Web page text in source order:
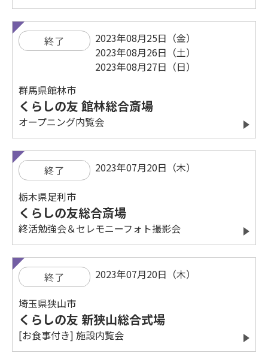
終了
2023年08月25日（金）
2023年08月26日（土）
2023年08月27日（日）
群馬県館林市
くらしの友 館林総合斎場
オープニング内覧会
終了 2023年07月20日（木）
栃木県足利市
くらしの友総合斎場
終活勉強会＆セレモニーフォト撮影会
終了 2023年07月20日（木）
埼玉県狭山市
くらしの友 新狭山総合式場
[お食事付き] 施設内覧会